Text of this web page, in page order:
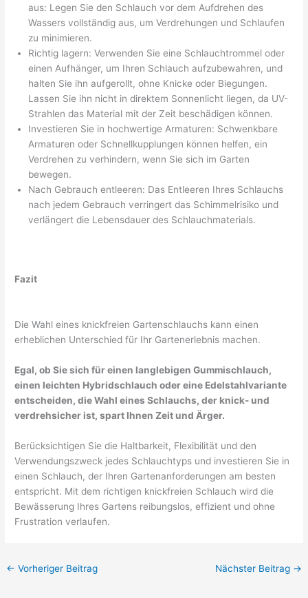
aus: Legen Sie den Schlauch vor dem Aufdrehen des
Wassers vollständig aus, um Verdrehungen und Schlaufen
zu minimieren.
Richtig lagern: Verwenden Sie eine Schlauchtrommel oder
einen Aufhänger, um Ihren Schlauch aufzubewahren, und
halten Sie ihn aufgerollt, ohne Knicke oder Biegungen.
Lassen Sie ihn nicht in direktem Sonnenlicht liegen, da UV-
Strahlen das Material mit der Zeit beschädigen können.
Investieren Sie in hochwertige Armaturen: Schwenkbare
Armaturen oder Schnellkupplungen können helfen, ein
Verdrehen zu verhindern, wenn Sie sich im Garten
bewegen.
Nach Gebrauch entleeren: Das Entleeren Ihres Schlauchs
nach jedem Gebrauch verringert das Schimmelrisiko und
verlängert die Lebensdauer des Schlauchmaterials.
Fazit
Die Wahl eines knickfreien Gartenschlauchs kann einen
erheblichen Unterschied für Ihr Gartenerlebnis machen.
Egal, ob Sie sich für einen langlebigen Gummischlauch,
einen leichten Hybridschlauch oder eine Edelstahlvariante
entscheiden, die Wahl eines Schlauchs, der knick- und
verdrehsicher ist, spart Ihnen Zeit und Ärger.
Berücksichtigen Sie die Haltbarkeit, Flexibilität und den
Verwendungszweck jedes Schlauchtyps und investieren Sie in
einen Schlauch, der Ihren Gartenanforderungen am besten
entspricht. Mit dem richtigen knickfreien Schlauch wird die
Bewässerung Ihres Gartens reibungslos, effizient und ohne
Frustration verlaufen.
← Vorheriger Beitrag Nächster Beitrag →